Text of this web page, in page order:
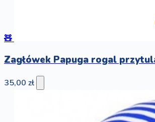
🧸
Zagłówek Papuga rogal
35,00 zł